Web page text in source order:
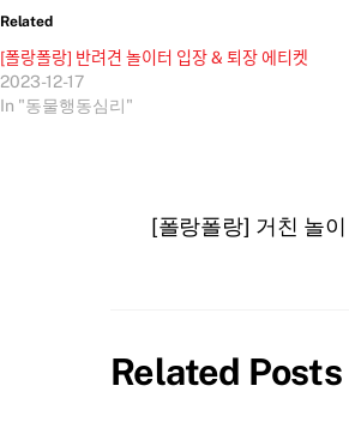
Related
[폴랑폴랑] 반려견 놀이터 입장 & 퇴장 에티켓
2023-12-17
In "동물행동심리"
[폴랑폴랑] 거친 놀
Related Posts